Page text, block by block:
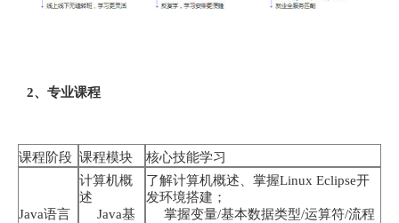
2、专业课程
课程阶段 课程模块 核心技能学习
Java语言
计算机概
述
Java基
了解计算机概述、掌握Linux Eclipse开
发环境搭建；
掌握变量/基本数据类型/运算符/流程